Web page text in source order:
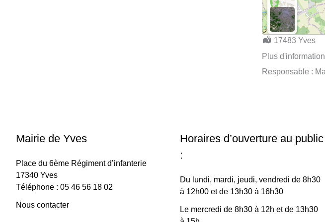
Localisation :
17483 Yves
Plus
Responsable :
Mairie de Yves
Place du 6ème Régiment d’infanterie
17340 Yves
Téléphone : 05 46 56 18 02
Nous contacter
Horaires d’ouverture au public
:
Du lundi, mardi, jeudi, vendredi de 8h30
à 12h00 et de 13h30 à 16h30
Le mercredi de 8h30 à 12h et de 13h30